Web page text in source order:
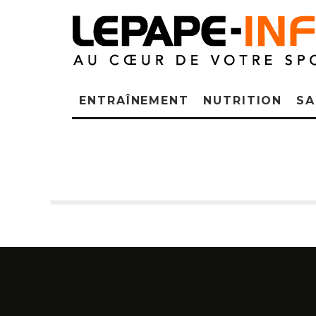
ENTRAÎNEMENT NUTRITION